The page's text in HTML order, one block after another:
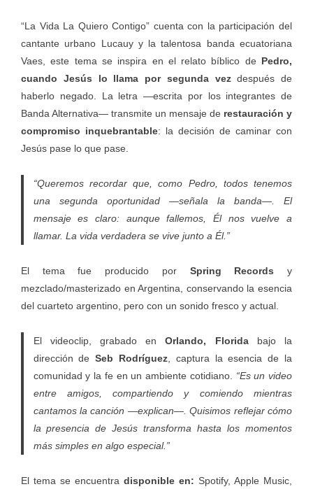
“La Vida La Quiero Contigo” cuenta con la participación del
cantante urbano Lucauy y la talentosa banda ecuatoriana
Vaes, este tema se inspira en el relato bíblico de Pedro,
cuando Jesús lo llama por segunda vezdespués de
haberlo negado. La letra —escrita por los integrantes de
Banda Alternativa— transmite un mensaje de restauración y
compromiso inquebrantable: la decisión de caminar con
Jesús pase lo que pase.
“Queremos recordar que, como Pedro, todos tenemos
una segunda oportunidad —señala la banda—. El
mensaje es claro: aunque fallemos, Él nos vuelve a
llamar. La vida verdadera se vive junto a Él.”
El tema fue producido por Spring Records y
mezclado/masterizado en Argentina, conservando la esencia
del cuarteto argentino, pero con un sonido fresco y actual.
El videoclip, grabado enOrlando, Floridabajo la
dirección deSeb Rodríguez, captura la esencia de la
comunidad y la fe en un ambiente cotidiano. “Es un video
entre amigos, compartiendo y comiendo mientras
cantamos la canción —explican—. Quisimos reflejar cómo
la presencia de Jesús transforma hasta los momentos
más simples en algo especial.”
El tema se encuentra disponible en: Spotify, Apple Music,